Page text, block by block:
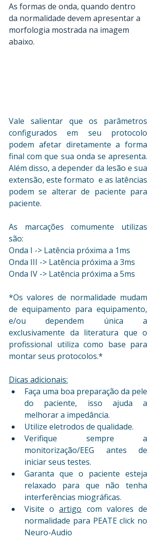
As formas de onda, quando dentro
da normalidade devem apresentar a
morfologia mostrada na imagem
abaixo.
Vale salientar que os parâmetros
configurados em seu protocolo
podem afetar diretamente a forma
final com que sua onda se apresenta.
Além disso, a depender da lesão e sua
extensão, este formato  e as latências
podem se alterar de paciente para
paciente.
As marcações comumente utilizas
são:
Onda I -> Latência próxima a 1ms
Onda III -> Latência próxima a 3ms
Onda IV -> Latência próxima a 5ms
*Os valores de normalidade mudam
de equipamento para equipamento,
e/ou dependem única a
exclusivamente da literatura que o
profissional utiliza como base para
montar seus protocolos.*
Dicas adicionais:
Faça uma boa preparação da pele
do paciente, isso ajuda a
melhorar a impedância.
Utilize eletrodos de qualidade.
Verifique sempre a
monitorização/EEG antes de
iniciar seus testes.
Garanta que o paciente esteja
relaxado para que não tenha
interferências miográficas.
Visite o artigo com valores de
normalidade para PEATE click no
Neuro-Audio